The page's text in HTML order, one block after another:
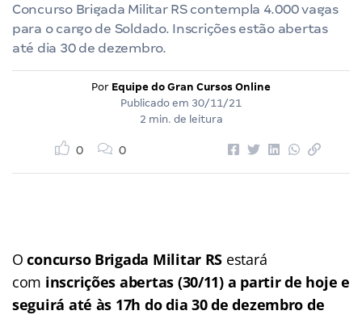
Concurso Brigada Militar RS contempla 4.000 vagas
para o cargo de Soldado. Inscrições estão abertas
até dia 30 de dezembro.
Por Equipe do Gran Cursos Online
Publicado em 30/11/21
2 min. de leitura
0 0
Oconcurso Brigada Militar RS estará
com inscrições abertas (30/11) a partir de hoje e
seguirá até às 17h do dia 30 de dezembro de